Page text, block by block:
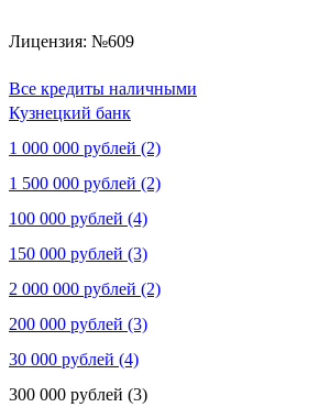
Лицензия: №609
Все кредиты наличными
Кузнецкий банк
1 000 000 рублей (2)
1 500 000 рублей (2)
100 000 рублей (4)
150 000 рублей (3)
2 000 000 рублей (2)
200 000 рублей (3)
30 000 рублей (4)
300 000 рублей (3)